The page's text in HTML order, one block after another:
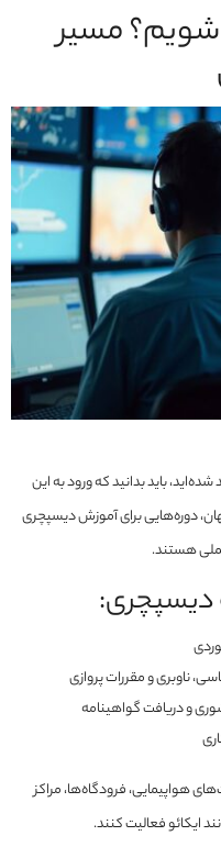
شویم؟ مسیر
باید بدانید که ورود به این
دوره‌هایی برای آموزش دیسپچری
هستند.
دیسپچری:
ناوبری و مقررات پروازی
و دریافت گواهینامه
هواپیمایی، فرودگاه‌ها، مراکز
ایکائو فعالیت کنند.